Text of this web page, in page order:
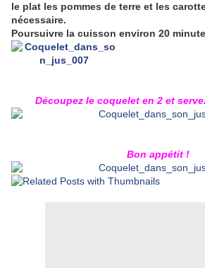
le plat les pommes de terre et les
nécessaire.
Poursuivre la cuisson environ 20
Découpez le coquelet en 2 et
Bon appétit !